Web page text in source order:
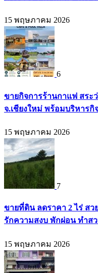
15 พฤษภาคม 2026
6
ขายกิจการร้านกาแฟ สระ
จ.เชียงใหม่ พร้อมบริหารกิ
15 พฤษภาคม 2026
7
ขายที่ดิน ลดราคา 2 ไร่ ส
รักความสงบ พักผ่อน ทำสว
15 พฤษภาคม 2026